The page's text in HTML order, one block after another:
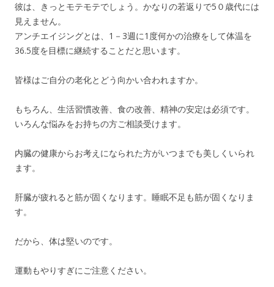
彼は、きっとモテモテでしょう。かなりの若返りで5０歳代には
見えません。
アンチエイジングとは、1－3週に1度何かの治療をして体温を
36.5度を目標に継続することだと思います。
皆様はご自分の老化とどう向かい合われますか。
もちろん、生活習慣改善、食の改善、精神の安定は必須です。
いろんな悩みをお持ちの方ご相談受けます。
内臓の健康からお考えになられた方がいつまでも美しくいられ
ます。
肝臓が疲れると筋が固くなります。睡眠不足も筋が固くなりま
す。
だから、体は堅いのです。
運動もやりすぎにご注意ください。